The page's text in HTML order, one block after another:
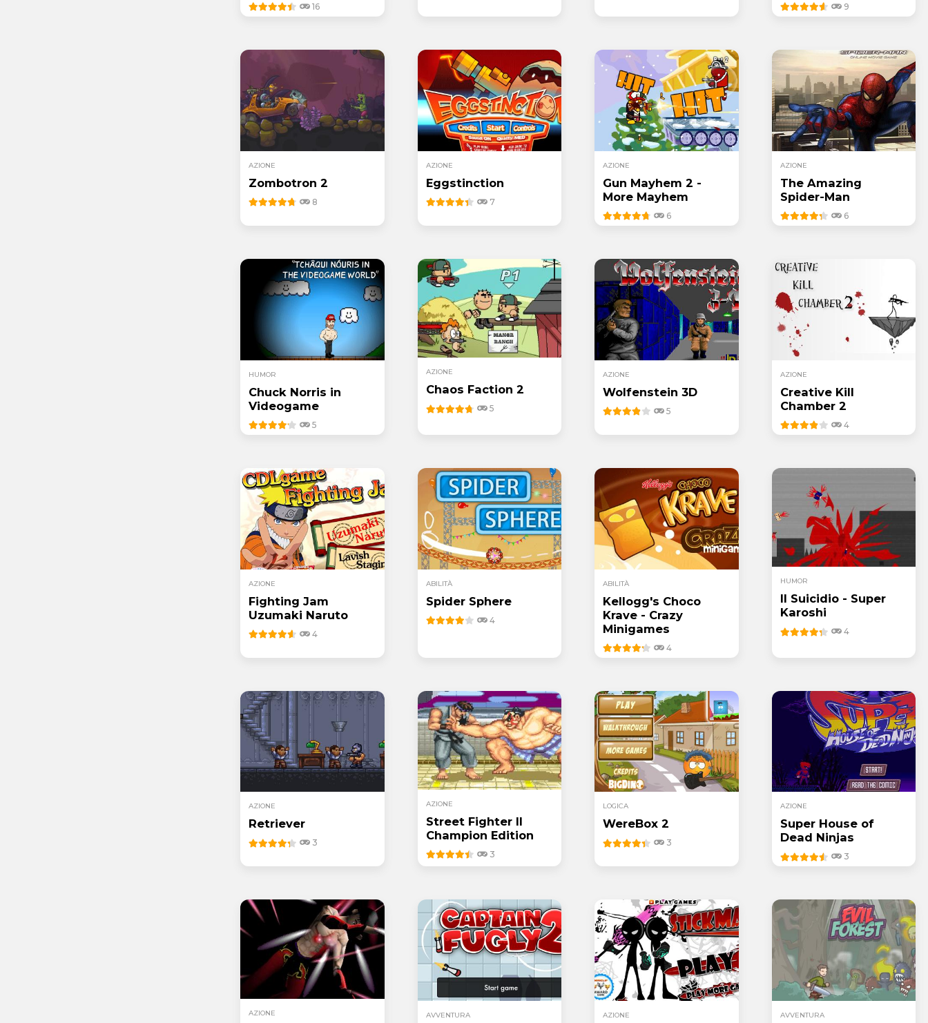
16 9
AZIONE
Zombotron 2
8
AZIONE
Eggstinction
7
AZIONE
Gun Mayhem 2 -
More Mayhem
6
AZIONE
The Amazing
Spider-Man
6
HUMOR
Chuck Norris in
Videogame
5
AZIONE
Chaos Faction 2
5
AZIONE
Wolfenstein 3D
5
AZIONE
Creative Kill
Chamber 2
4
AZIONE
Fighting Jam
Uzumaki Naruto
4
ABILITÀ
Spider Sphere
4
ABILITÀ
Kellogg's Choco
Krave - Crazy
Minigames
4
HUMOR
Il Suicidio - Super
Karoshi
4
AZIONE
Retriever
3
AZIONE
Street Fighter II
Champion Edition
3
LOGICA
WereBox 2
3
AZIONE
Super House of
Dead Ninjas
3
AZIONE AVVENTURA AZIONE AVVENTURA